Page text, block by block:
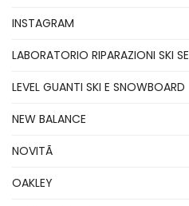
INSTAGRAM
LABORATORIO RIPARAZIONI SKI
LEVEL GUANTI SKI E SNOWBOARD
NEW BALANCE
NOVITÃ
OAKLEY